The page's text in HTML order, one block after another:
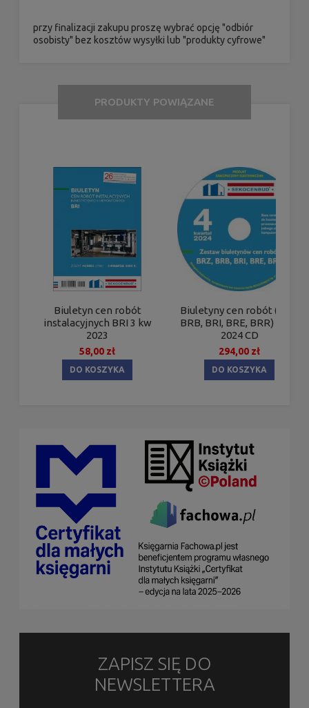
przy finalizacji zakupu proszę wybrać opcję "odbiór
osobisty" bez kosztów wysyłki lub "produkty cyfrowe"
PRODUKTY POWIĄZANE
Biuletyn cen robót
instalacyjnych BRI 3 kw
2023
58,00 zł
DO KOSZYKA
Biuletyny cen robót (BRZ,
BRB, BRI, BRE, BRR) 4 kw.
2024 CD
294,00 zł
DO KOSZYKA
ZAPISZ SIĘ DO
NEWSLETTERA